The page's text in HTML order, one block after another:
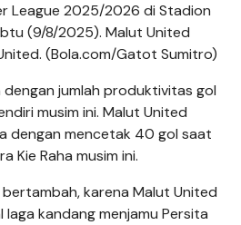
League 2025/2026 di Stadion
(9/8/2025). Malut United
(Bola.com/Gatot Sumitro)
jumlah produktivitas gol
musim ini. Malut United
dengan mencetak 40 gol saat
Kie Raha musim ini.
karena Malut United
kandang menjamu Persita